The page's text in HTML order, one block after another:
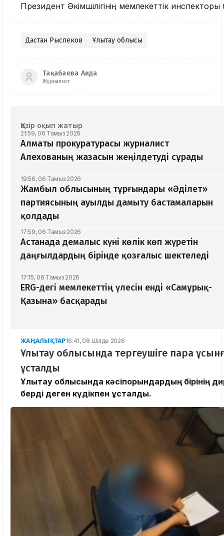
Президент Әкімшілігінің мемлекеттік
Дастан Рыспеков Ұлытау облысы
Тақабаева Аида
Журналист
Қазір оқып жатыр
21:59, 06 Тамыз 2026
Алматы прокуратурасы журналист
Алехованың жазасын жеңілдетуді сұрады
19:56, 06 Тамыз 2026
Жамбыл облысының тұрғындары «Әділет»
партиясының ауылды дамыту бастамаларын
қолдады
17:59, 06 Тамыз 2026
Астанада демалыс күні көлік көп жүретін
даңғылдардың бірінде қозғалыс шектеледі
17:15, 06 Тамыз 2026
ERG-дегі мемлекеттің үлесін енді «Самұрық-
Қазына» басқарады
ЖАҢАЛЫҚТАР 16:41, 08 Шілде 2026
Ұлытау облысында тергеушіге пара
ұсталды
Ұлытау облысында кәсіпорындардың бірінің
берді деген күдікпен ұсталды.